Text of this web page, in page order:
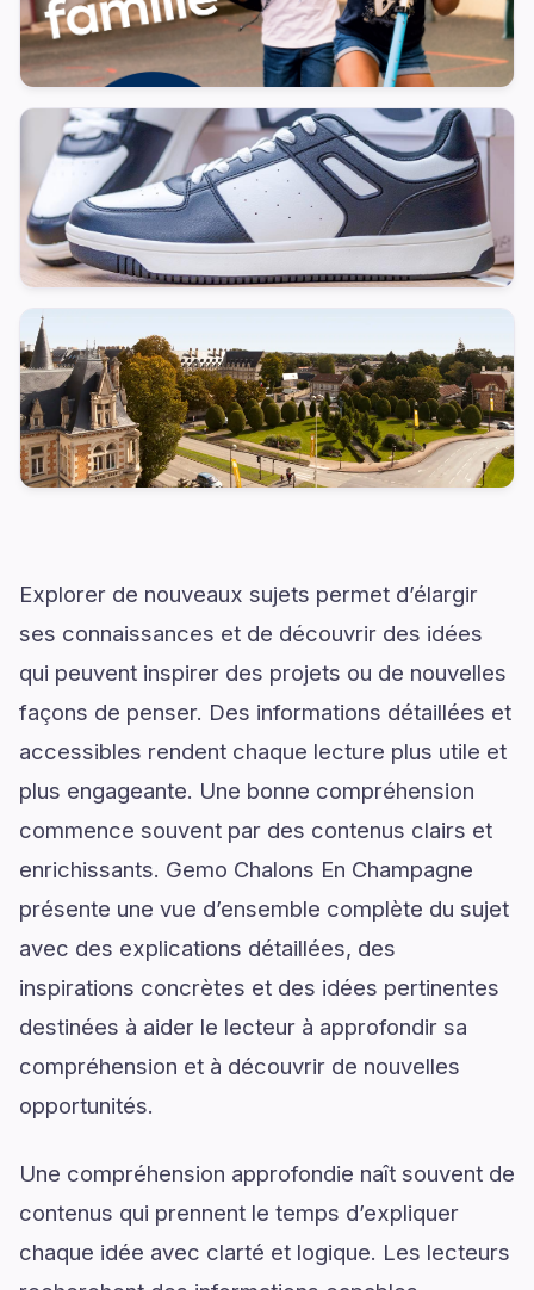
Explorer de nouveaux sujets permet d’élargir
ses connaissances et de découvrir des idées
qui peuvent inspirer des projets ou de nouvelles
façons de penser. Des informations détaillées et
accessibles rendent chaque lecture plus utile et
plus engageante. Une bonne compréhension
commence souvent par des contenus clairs et
enrichissants. Gemo Chalons En Champagne
présente une vue d’ensemble complète du sujet
avec des explications détaillées, des
inspirations concrètes et des idées pertinentes
destinées à aider le lecteur à approfondir sa
compréhension et à découvrir de nouvelles
opportunités.
Une compréhension approfondie naît souvent de
contenus qui prennent le temps d’expliquer
chaque idée avec clarté et logique. Les lecteurs